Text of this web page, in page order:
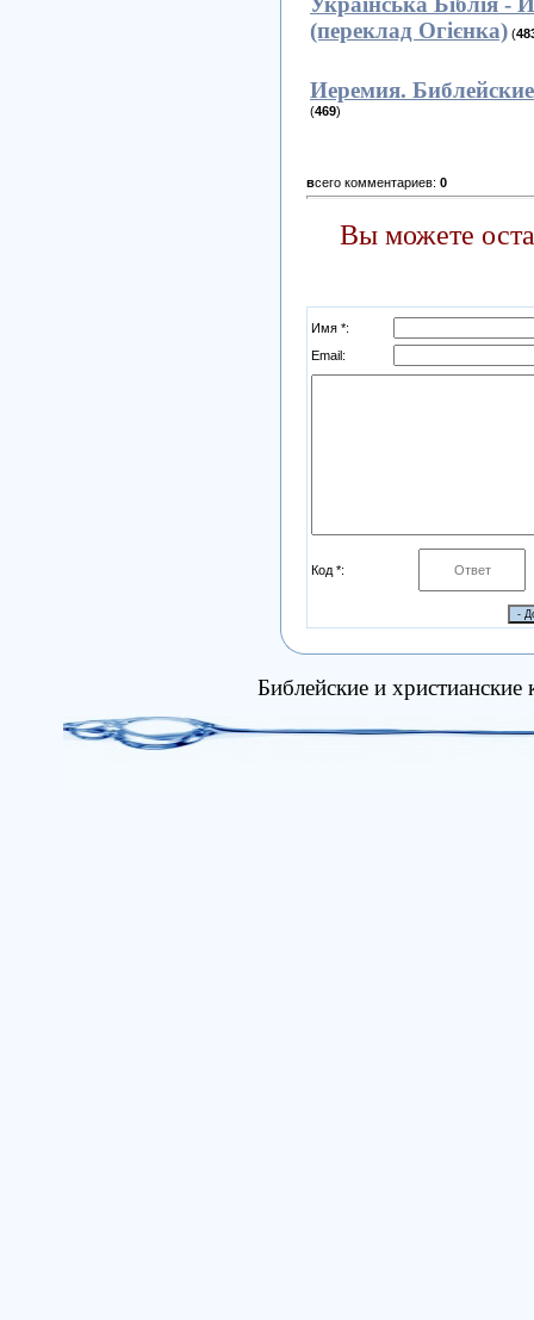
(переклад Огієнка) (
Иеремия.
(469)
всего комментариев: 0
Вы можете
Имя *:
Email:
Код *:
Библейские и